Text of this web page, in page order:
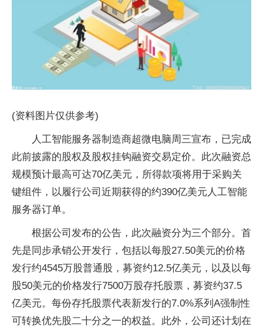
(资料图片仅供参考)
人工智能服务器制造商超微电脑周三宣布，已完成
此前披露的股权及股权挂钩融资交易定价。此次融资总
规模预计最高可达70亿美元，所得款项将用于采购关
键组件，以履行公司近期获得的约390亿美元人工智能
服务器订单。
根据公司发布的公告，此次融资分为三个部分。首
先是同步承销公开发行，包括以每股27.50美元的价格
发行约4545万股普通股，募资约12.5亿美元，以及以每
股50美元的价格发行7500万股存托股票，募资约37.5
亿美元。每份存托股票代表新发行的7.0%系列A强制性
可转换优先股二十分之一的权益。此外，公司还计划在